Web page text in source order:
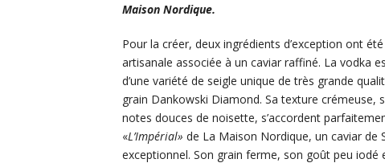
Maison Nordique.
Pour la créer, deux ingrédients d’exception ont
artisanale associée à un caviar raffiné. La vodka
d’une variété de seigle unique de très grande
grain Dankowski Diamond. Sa texture crémeuse,
notes douces de noisette, s’accordent
«L’Impérial» de La Maison Nordique, un caviar de
exceptionnel. Son grain ferme, son goût peu iodé